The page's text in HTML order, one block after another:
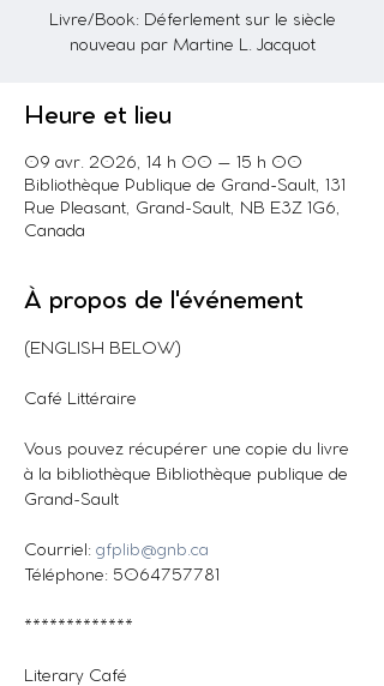
Livre/Book: Déferlement sur le siècle
nouveau par Martine L. Jacquot
Heure et lieu
09 avr. 2026, 14 h 00 – 15 h 00
Bibliothèque Publique de Grand-Sault, 131
Rue Pleasant, Grand-Sault, NB E3Z 1G6,
Canada
À propos de l'événement
(ENGLISH BELOW)
Café Littéraire
Vous pouvez récupérer une copie du livre
à la bibliothèque Bibliothèque publique de
Grand-Sault
Courriel: gfplib@gnb.ca
Téléphone: 5064757781
*************
Literary Café